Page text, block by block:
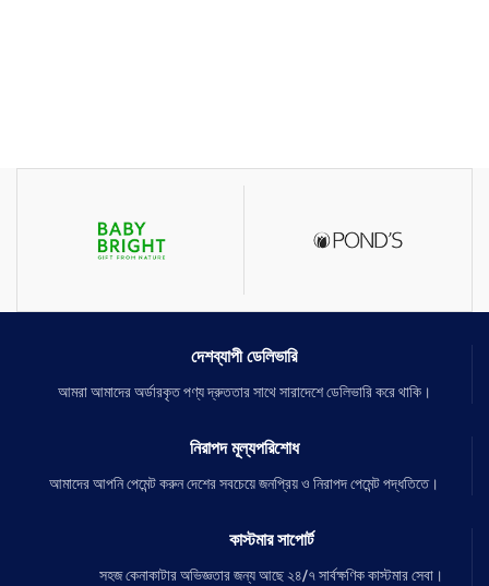
দেশব্যাপী ডেলিভারি
আমরা আমাদের অর্ডারকৃত পণ্য দ্রুততার সাথে সারাদেশে ডেলিভারি করে থাকি।
নিরাপদ মূল্যপরিশোধ
আমাদের আপনি পেমেন্ট করুন দেশের সবচেয়ে জনপ্রিয় ও নিরাপদ পেমেন্ট পদ্ধতিতে।
কাস্টমার সাপোর্ট
সহজ কেনাকাটার অভিজ্ঞতার জন্য আছে ২৪/৭ সার্বক্ষণিক কাস্টমার সেবা।